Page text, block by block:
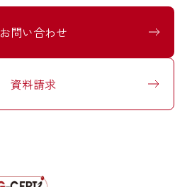
お問い合わせ
資料請求